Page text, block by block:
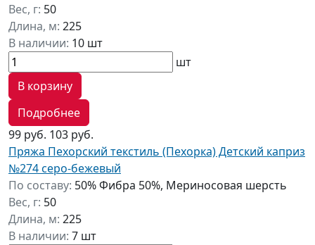
Вес, г: 50
Длина, м: 225
В наличии: 10 шт
шт
В корзину
Подробнее
99 руб. 103 руб.
Пряжа Пехорский текстиль (Пехорка) Детский каприз
№274 серо-бежевый
По составу: 50% Фибра 50%, Мериносовая шерсть
Вес, г: 50
Длина, м: 225
В наличии: 7 шт